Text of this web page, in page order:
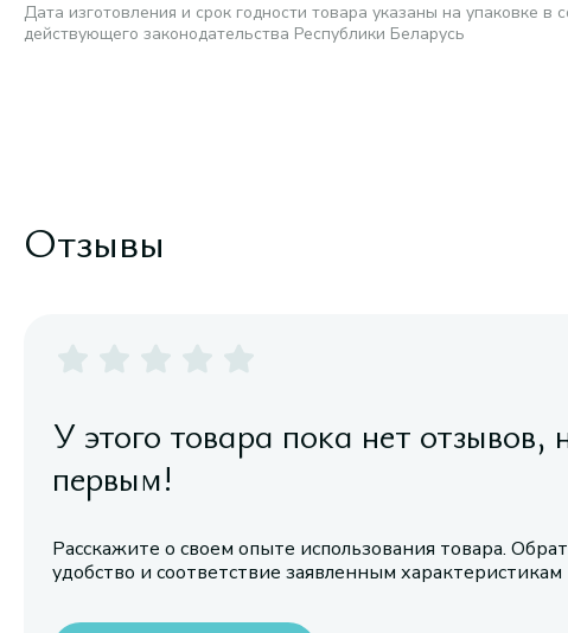
Дата изготовления и срок годности товара указаны на упаковке в
действующего законодательства Республики Беларусь
Отзывы
У этого товара пока нет отзывов,
первым!
Расскажите о своем опыте использования товара.
удобство и соответствие заявленным характеристикам